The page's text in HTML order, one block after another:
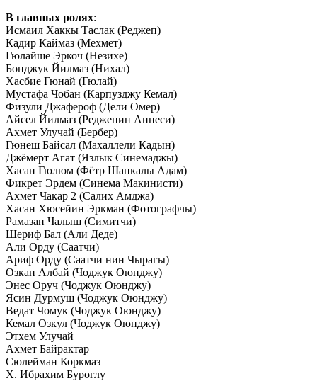
В главных ролях:
Исмаил Хаккы Таслак (Реджеп)
Кадир Каймаз (Мехмет)
Гюлайше Эркоч (Незихе)
Бонджук Йилмаз (Нихал)
Хасбие Гюнай (Гюлай)
Мустафа Чобан (Карпузджу Кемал)
Физули Джафероф (Дели Омер)
Айсел Йилмаз (Реджепин Аннеси)
Ахмет Улучай (Бербер)
Гюнеш Байсал (Махаллели Кадын)
Джёмерт Агат (Язлык Синемаджы)
Хасан Гюлюм (Фётр Шапкалы Адам)
Фикрет Эрдем (Синема Макинисти)
Ахмет Чакар 2 (Салих Амджа)
Хасан Хюсейин Эркман (Фотографчы)
Рамазан Чалыш (Симитчи)
Шериф Бал (Али Деде)
Али Орду (Саатчи)
Ариф Орду (Саатчи нин Чырагы)
Озкан Албай (Чоджук Оюнджу)
Энес Оруч (Чоджук Оюнджу)
Ясин Дурмуш (Чоджук Оюнджу)
Ведат Чомук (Чоджук Оюнджу)
Кемал Озкул (Чоджук Оюнджу)
Этхем Улучай
Ахмет Байрактар
Сюлейман Коркмаз
Х. Ибрахим Буроглу